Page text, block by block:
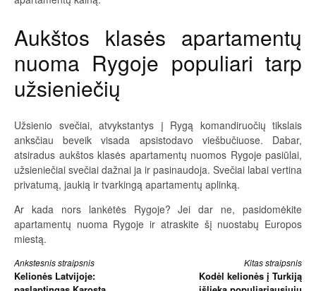
Aukštos klasės apartamentų
nuoma Rygoje populiari tarp
užsieniečių
Užsienio svečiai, atvykstantys į Rygą komandiruočių tikslais
anksčiau beveik visada apsistodavo viešbučiuose. Dabar,
atsiradus aukštos klasės apartamentų nuomos Rygoje pasiūlai,
užsieniečiai svečiai dažnai ja ir pasinaudoja. Svečiai labai vertina
privatumą, jaukią ir tvarkingą apartamentų aplinką.
Ar kada nors lankėtės Rygoje? Jei dar ne, pasidomėkite
apartamentų nuoma Rygoje ir atraskite šį nuostabų Europos
miestą.
Skaityti
Ankstesnis straipsnis
Kelionės Latvijoje:
Kitas straipsnis
Kodėl kelionės į Turkiją